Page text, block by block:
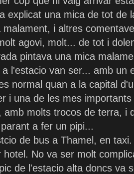
explicat una mica de tot de
malament, i altres
agovi, molt... de tot i
pintava una mica
a l'estacio van ser... amb un
normal quan a la capital
i una de les mes
amb molts trocos de terra, i
a fer un pipi...
de bus a Thamel, en
hotel. No va ser molt
de l'estacio alta doncs va